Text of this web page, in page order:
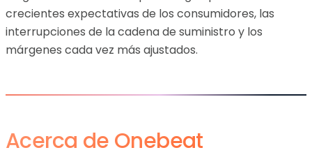
crecientes expectativas de los consumidores, las
interrupciones de la cadena de suministro y los
márgenes cada vez más ajustados.
Acerca de Onebeat